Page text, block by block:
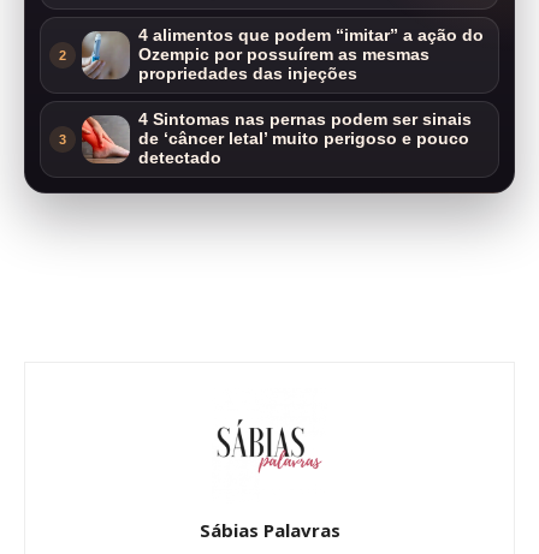
2
4 alimentos que podem “imitar” a ação do
Ozempic por possuírem as mesmas
propriedades das injeções
3
4 Sintomas nas pernas podem ser sinais
de ‘câncer letal’ muito perigoso e pouco
detectado
Sábias Palavras